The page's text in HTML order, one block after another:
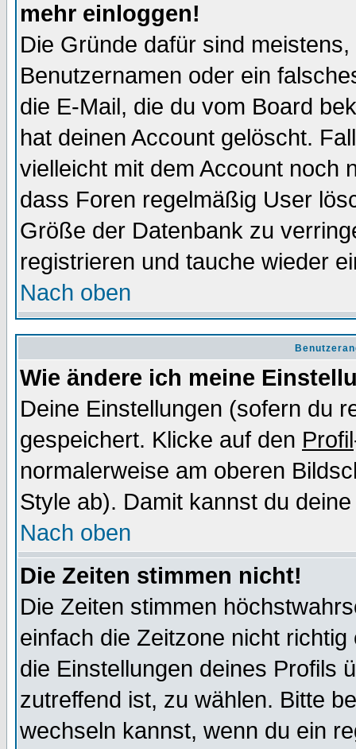
mehr einloggen!
Die Gründe dafür sind
Benutzernamen oder ein
die E-Mail, die du vom Board
hat deinen Account gelöscht.
vielleicht mit dem Account noch
dass Foren regelmäßig User
Größe der Datenbank zu
registrieren und tauche wieder
Nach oben
Wie ändere ich meine
Deine Einstellungen (sofern du
gespeichert. Klicke auf den Profil
normalerweise am oberen
Style ab). Damit kannst du
Nach oben
Die Zeiten stimmen nicht!
Die Zeiten stimmen
einfach die Zeitzone nicht
die Einstellungen deines Profils
zutreffend ist, zu wählen. Bitte
wechseln kannst, wenn du ein